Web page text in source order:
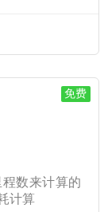
免费
数来计算的
计算